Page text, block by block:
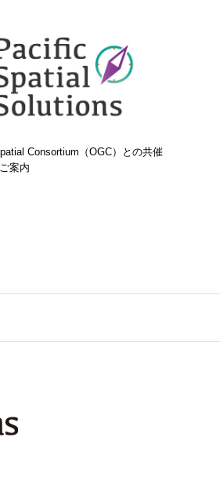
Consortium（OGC）との共催
案内